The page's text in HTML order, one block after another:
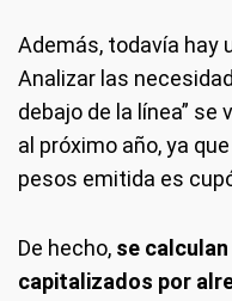
Además, todavía hay
Analizar las
debajo de la línea” se
al próximo año, ya
pesos emitida es
De hecho, se
capitalizados por